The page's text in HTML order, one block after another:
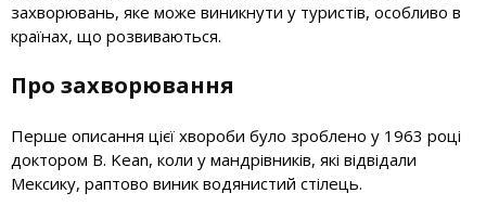
захворювань, яке може виникнути у туристів, особливо в
країнах, що розвиваються.
Про захворювання
Перше описання цієї хвороби було зроблено у 1963 році
доктором B. Kean, коли у мандрівників, які відвідали
Мексику, раптово виник водянистий стілець.